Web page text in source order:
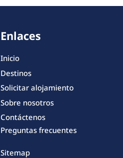
Enlaces
Inicio
Destinos
Solicitar alojamiento
Sobre nosotros
Contáctenos
Preguntas frecuentes
Sitemap